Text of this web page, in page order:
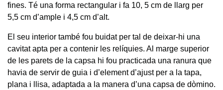
fines. Té una forma rectangular i fa 10, 5 cm de llarg per
5,5 cm d’ample i 4,5 cm d’alt.
El seu interior també fou buidat per tal de deixar-hi una
cavitat apta per a contenir les relíquies. Al marge superior
de les parets de la capsa hi fou practicada una ranura que
havia de servir de guia i d’element d’ajust per a la tapa,
plana i llisa, adaptada a la manera d’una capsa de dòmino.